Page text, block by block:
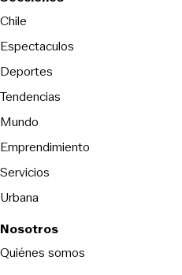
Chile
Espectaculos
Deportes
Tendencias
Mundo
Emprendimiento
Servicios
Urbana
Nosotros
Quiénes somos